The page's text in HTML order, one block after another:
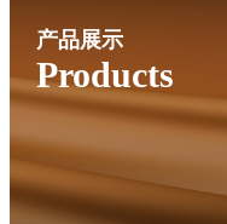
产品展示
Products